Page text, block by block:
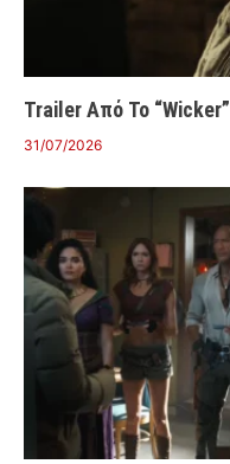
Trailer Από Το “Wicker”
31/07/2026